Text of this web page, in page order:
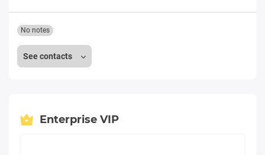
See contacts
No notes
Enterprise VIP